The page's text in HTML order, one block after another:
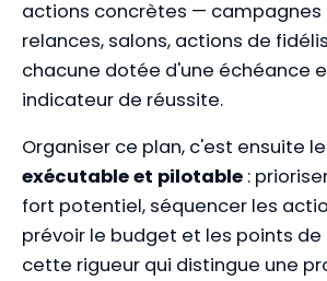
actions concrètes — campagnes
relances, salons, actions de
chacune dotée d'une échéance
indicateur de réussite.
Organiser ce plan, c'est ensuite
exécutable et pilotable :
fort potentiel, séquencer les
prévoir le budget et les points
cette rigueur qui distingue une